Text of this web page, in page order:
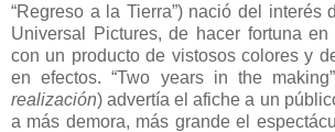
“Regreso a la Tierra”) nació del interés
Universal Pictures, de hacer fortuna
con un producto de vistosos colores y
en efectos. “Two years in the
realización) advertía el afiche a un
a más demora, más grande el